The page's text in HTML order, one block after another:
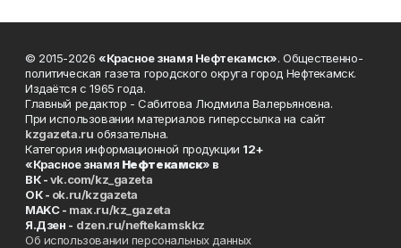
© 2015-2026 «Красное знамя Нефтекамск». Общественно-
политическая газета городского округа город Нефтекамск.
Издаётся с 1965 года.
Главный редактор - Сабитова Людмила Валерьяновна.
При использовании материалов гиперссылка на сайт
kzgazeta.ru обязательна.
Категория информационной продукции 12+
«Красное знамя Нефтекамск» в
ВК -vk.com/kz_gazeta
ОК - ok.ru/kzgazeta
MAKC - max.ru/kz_gazeta
Я.Дзен - dzen.ru/neftekamskkz
Об использовании персональных данных